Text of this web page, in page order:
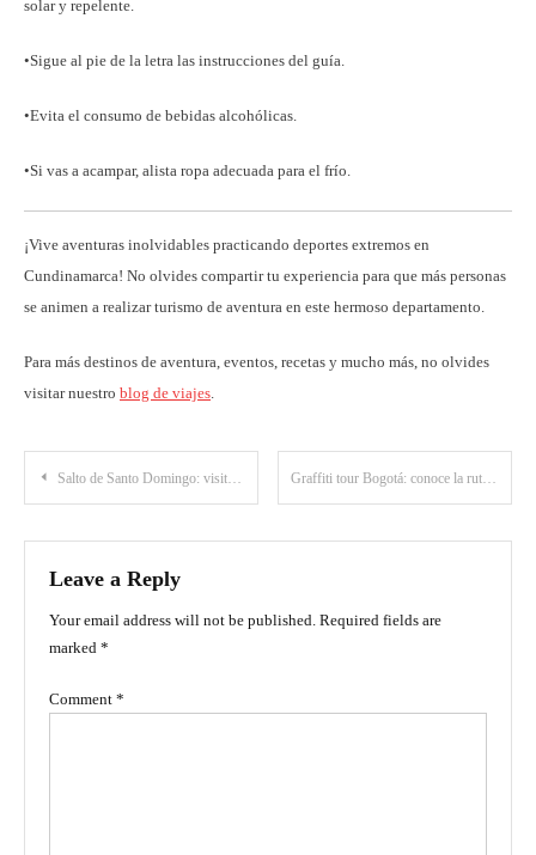
solar y repelente.
•Sigue al pie de la letra las instrucciones del guía.
•Evita el consumo de bebidas alcohólicas.
•Si vas a acampar, alista ropa adecuada para el frío.
¡Vive aventuras inolvidables practicando deportes extremos en
Cundinamarca! No olvides compartir tu experiencia para que más personas
se animen a realizar turismo de aventura en este hermoso departamento.
Para más destinos de aventura, eventos, recetas y mucho más, no olvides
visitar nuestro blog de viajes
Post
Salto de Santo Domingo: visita esta fascinante cascada en El Meta
Leave a Reply
Your email address will not be published. Required fields are
marked *
Comment *